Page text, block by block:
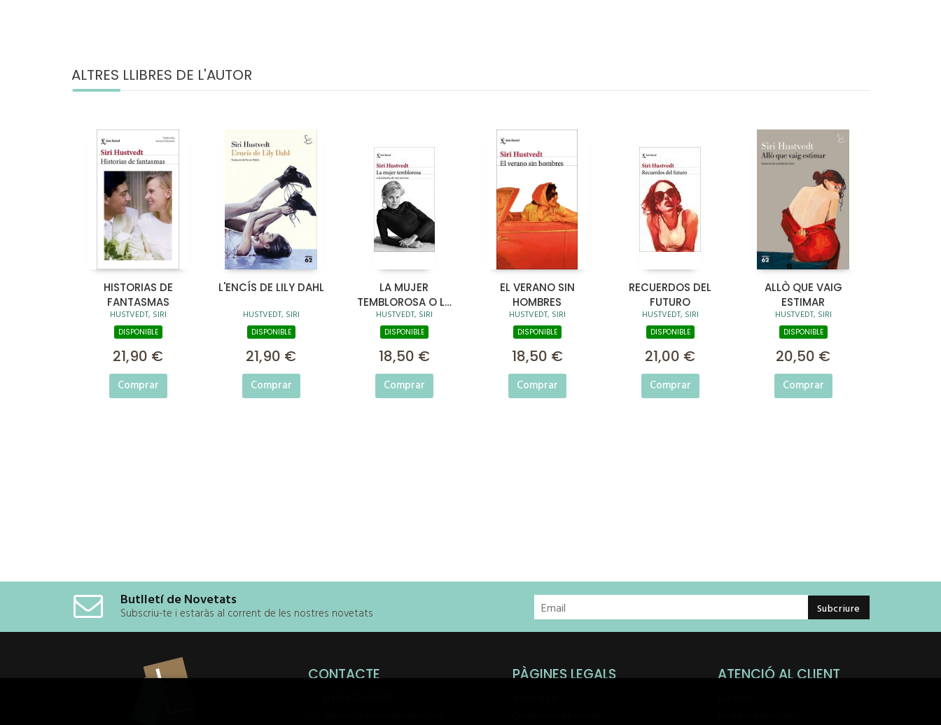
ALTRES LLIBRES DE L'AUTOR
HISTORIAS DE
FANTASMAS
HUSTVEDT, SIRI
DISPONIBLE
21,90 €
Comprar
L'ENCÍS DE LILY DAHL
HUSTVEDT, SIRI
DISPONIBLE
21,90 €
Comprar
LA MUJER
TEMBLOROSA O LA
HISTORIA DE MIS
NERVIOS
HUSTVEDT, SIRI
DISPONIBLE
18,50 €
Comprar
EL VERANO SIN
HOMBRES
HUSTVEDT, SIRI
DISPONIBLE
18,50 €
Comprar
RECUERDOS DEL
FUTURO
HUSTVEDT, SIRI
DISPONIBLE
21,00 €
Comprar
ALLÒ QUE VAIG
ESTIMAR
HUSTVEDT, SIRI
DISPONIBLE
20,50 €
Comprar
Butlletí de Novetats
Subscriu-te i estaràs al corrent de les nostres novetats
CONTACTE PÀGINES LEGALS ATENCIÓ AL CLIENT